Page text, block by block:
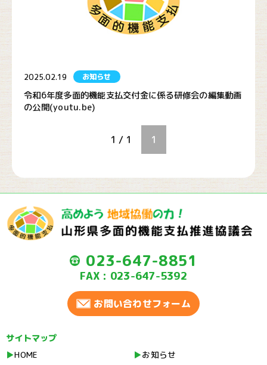
2025.02.19 お知らせ
令和6年度多面的機能支払交付金に係る研修会の編集動画
の公開(youtu.be)
1 / 1 1
023-647-8851
FAX : 023-647-5392
お問い合わせフォーム
サイトマップ
HOME
お知らせ